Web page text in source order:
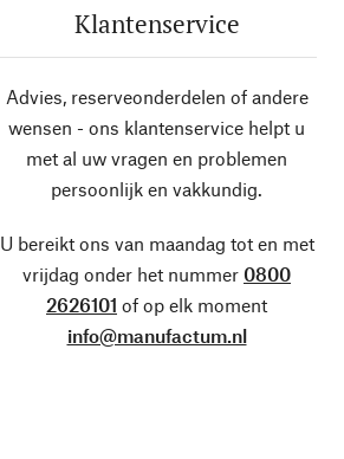
Klantenservice
Advies, reserveonderdelen of andere
wensen - ons klantenservice helpt u
met al uw vragen en problemen
persoonlijk en vakkundig.
U bereikt ons van maandag tot en met
vrijdag onder het nummer 0800
2626101 of op elk moment
info@manufactum.nl